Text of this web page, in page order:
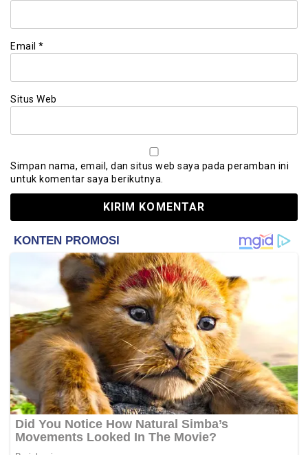
Email *
Situs Web
Simpan nama, email, dan situs web saya pada peramban ini
untuk komentar saya berikutnya.